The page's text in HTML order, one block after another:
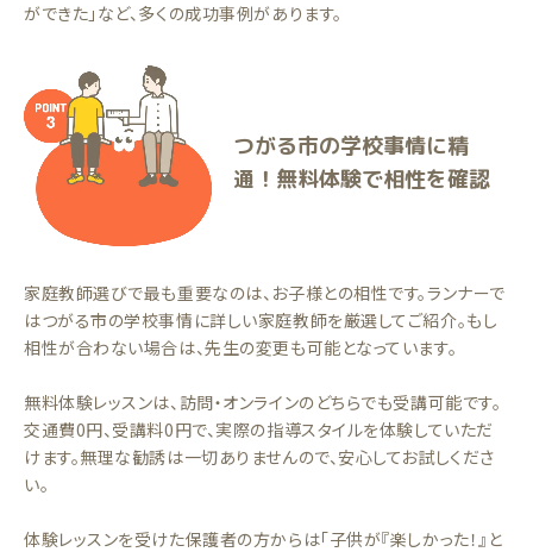
ができた」など、多くの成功事例があります。
つがる市の学校事情に精
通！無料体験で相性を確認
家庭教師選びで最も重要なのは、お子様との相性です。ランナーで
はつがる市の学校事情に詳しい家庭教師を厳選してご紹介。もし
相性が合わない場合は、先生の変更も可能となっています。
無料体験レッスンは、訪問・オンラインのどちらでも受講可能です。
交通費0円、受講料0円で、実際の指導スタイルを体験していただ
けます。無理な勧誘は一切ありませんので、安心してお試しくださ
い。
体験レッスンを受けた保護者の方からは「子供が『楽しかった！』と